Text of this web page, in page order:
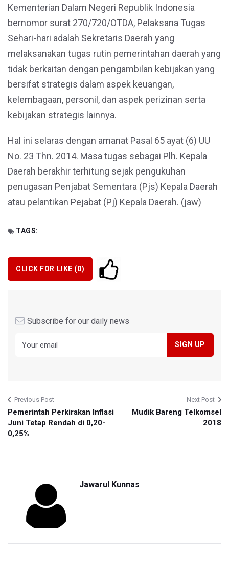
Kementerian Dalam Negeri Republik Indonesia
bernomor surat 270/720/OTDA, Pelaksana Tugas
Sehari-hari adalah Sekretaris Daerah yang
melaksanakan tugas rutin pemerintahan daerah yang
tidak berkaitan dengan pengambilan kebijakan yang
bersifat strategis dalam aspek keuangan,
kelembagaan, personil, dan aspek perizinan serta
kebijakan strategis lainnya.
Hal ini selaras dengan amanat Pasal 65 ayat (6) UU
No. 23 Thn. 2014. Masa tugas sebagai Plh. Kepala
Daerah berakhir terhitung sejak pengukuhan
penugasan Penjabat Sementara (Pjs) Kepala Daerah
atau pelantikan Pejabat (Pj) Kepala Daerah. (jaw)
TAGS:
CLICK FOR LIKE (0)
Subscribe for our daily news
Previous Post
Pemerintah Perkirakan Inflasi
Juni Tetap Rendah di 0,20-
0,25%
Next Post
Mudik Bareng Telkomsel
2018
Jawarul Kunnas